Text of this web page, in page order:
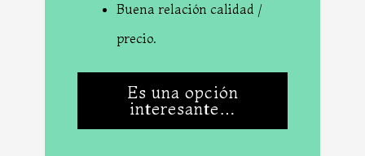
Buena relación calidad /
precio.
Es una opción
interesante…